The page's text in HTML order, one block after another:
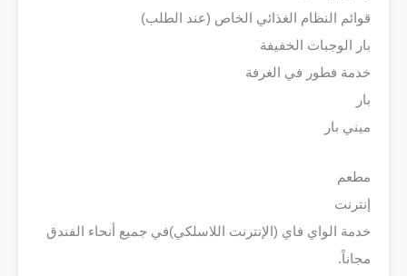
قوائم النظام الغذائي الخاص (عند الطلب)
بار الوجبات الخفيفة
خدمة فطور في الغرفة
بار
ميني بار
مطعم
إنترنت
خدمة الواي فاي (الإنترنت اللاسلكي)في جميع أنحاء الفندق
مجاناً.